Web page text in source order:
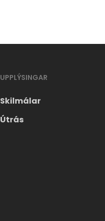
UPPLÝSINGAR
Skilmálar
Útrás